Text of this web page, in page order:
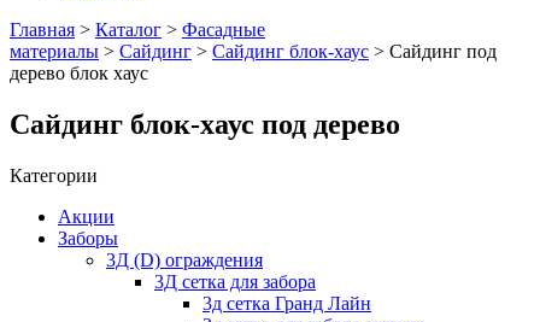
Главная > Каталог > Фасадные
материалы > Сайдинг > Сайдинг блок-хаус > Сайдинг под
дерево блок хаус
Сайдинг блок-хаус под дерево
Категории
Акции
Заборы
3Д (D) ограждения
3Д сетка для забора
3д сетка Гранд Лайн